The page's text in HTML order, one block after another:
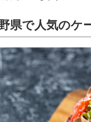
野県で人気の